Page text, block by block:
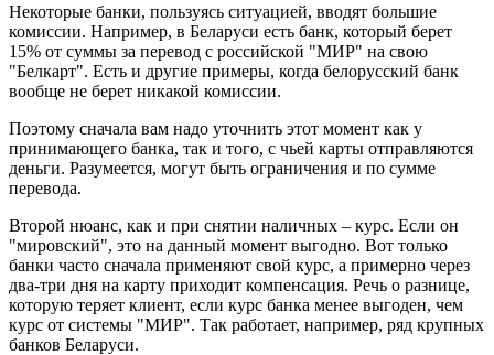
Некоторые банки, пользуясь ситуацией, вводят большие
комиссии. Например, в Беларуси есть банк, который берет
15% от суммы за перевод с российской "МИР" на свою
"Белкарт". Есть и другие примеры, когда белорусский банк
вообще не берет никакой комиссии.
Поэтому сначала вам надо уточнить этот момент как у
принимающего банка, так и того, с чьей карты отправляются
деньги. Разумеется, могут быть ограничения и по сумме
перевода.
Второй нюанс, как и при снятии наличных – курс. Если он
"мировский", это на данный момент выгодно. Вот только
банки часто сначала применяют свой курс, а примерно через
два-три дня на карту приходит компенсация. Речь о разнице,
которую теряет клиент, если курс банка менее выгоден, чем
курс от системы "МИР". Так работает, например, ряд крупных
банков Беларуси.